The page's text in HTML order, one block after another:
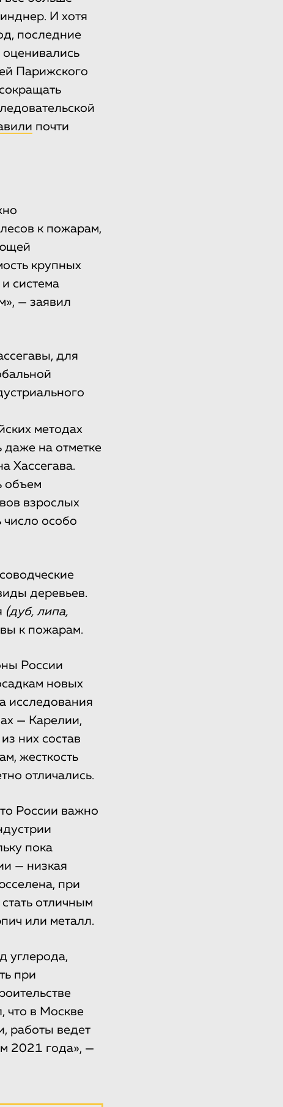
И хотя
последние
Парижского
почти
к пожарам,
крупных
система
— заявил
для
методах
даже на отметке
Хассегава.
объем
взрослых
число особо
деревьев.
(дуб, липа,
к пожарам.
России
новых
исследования
— Карелии,
них состав
жесткость
отличались.
России важно
пока
— низкая
при
отличным
или металл.
углерода,
при
что в Москве
работы ведет
2021 года», —